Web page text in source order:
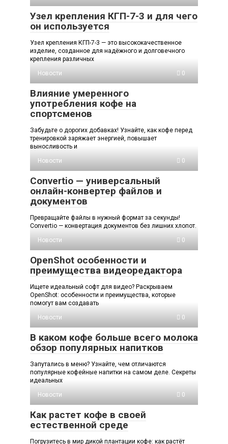
Узел крепления КГП-7-3 и для чего
он используется
Узел крепления КГП-7-3 — это высококачественное
изделие, созданное для надёжного и долговечного
крепления различных
Новости
0
Влияние умеренного
употребления кофе на
спортсменов
Забудьте о дорогих добавках! Узнайте, как кофе перед
тренировкой заряжает энергией, повышает
выносливость и
Новости
0
Convertio — универсальный
онлайн-конвертер файлов и
документов
Превращайте файлы в нужный формат за секунды!
Convertio — конвертация документов без лишних хлопот.
Новости
0
OpenShot особенности и
преимущества видеоредактора
Ищете идеальный софт для видео? Раскрываем
OpenShot: особенности и преимущества, которые
помогут вам создавать
Новости
0
В каком кофе больше всего молока
обзор популярных напитков
Запутались в меню? Узнайте, чем отличаются
популярные кофейные напитки на самом деле. Секреты
идеальных
Новости
0
Как растет кофе в своей
естественной среде
Погрузитесь в мир дикой плантации кофе: как растёт